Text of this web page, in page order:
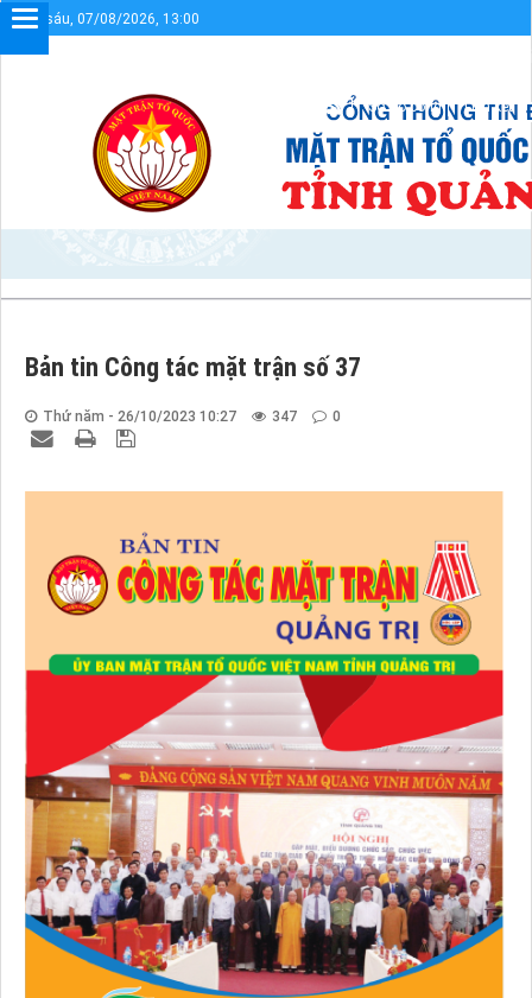
Thứ sáu, 07/08/2026, 13:00
Chào mừng bạn đến với Cổng thông tin điện tử UBMTTQVN tỉnh
Sơ đồ cổng Liên kết
Bản tin Công tác mặt trận số 37
Thứ năm - 26/10/2023 10:27 347 0